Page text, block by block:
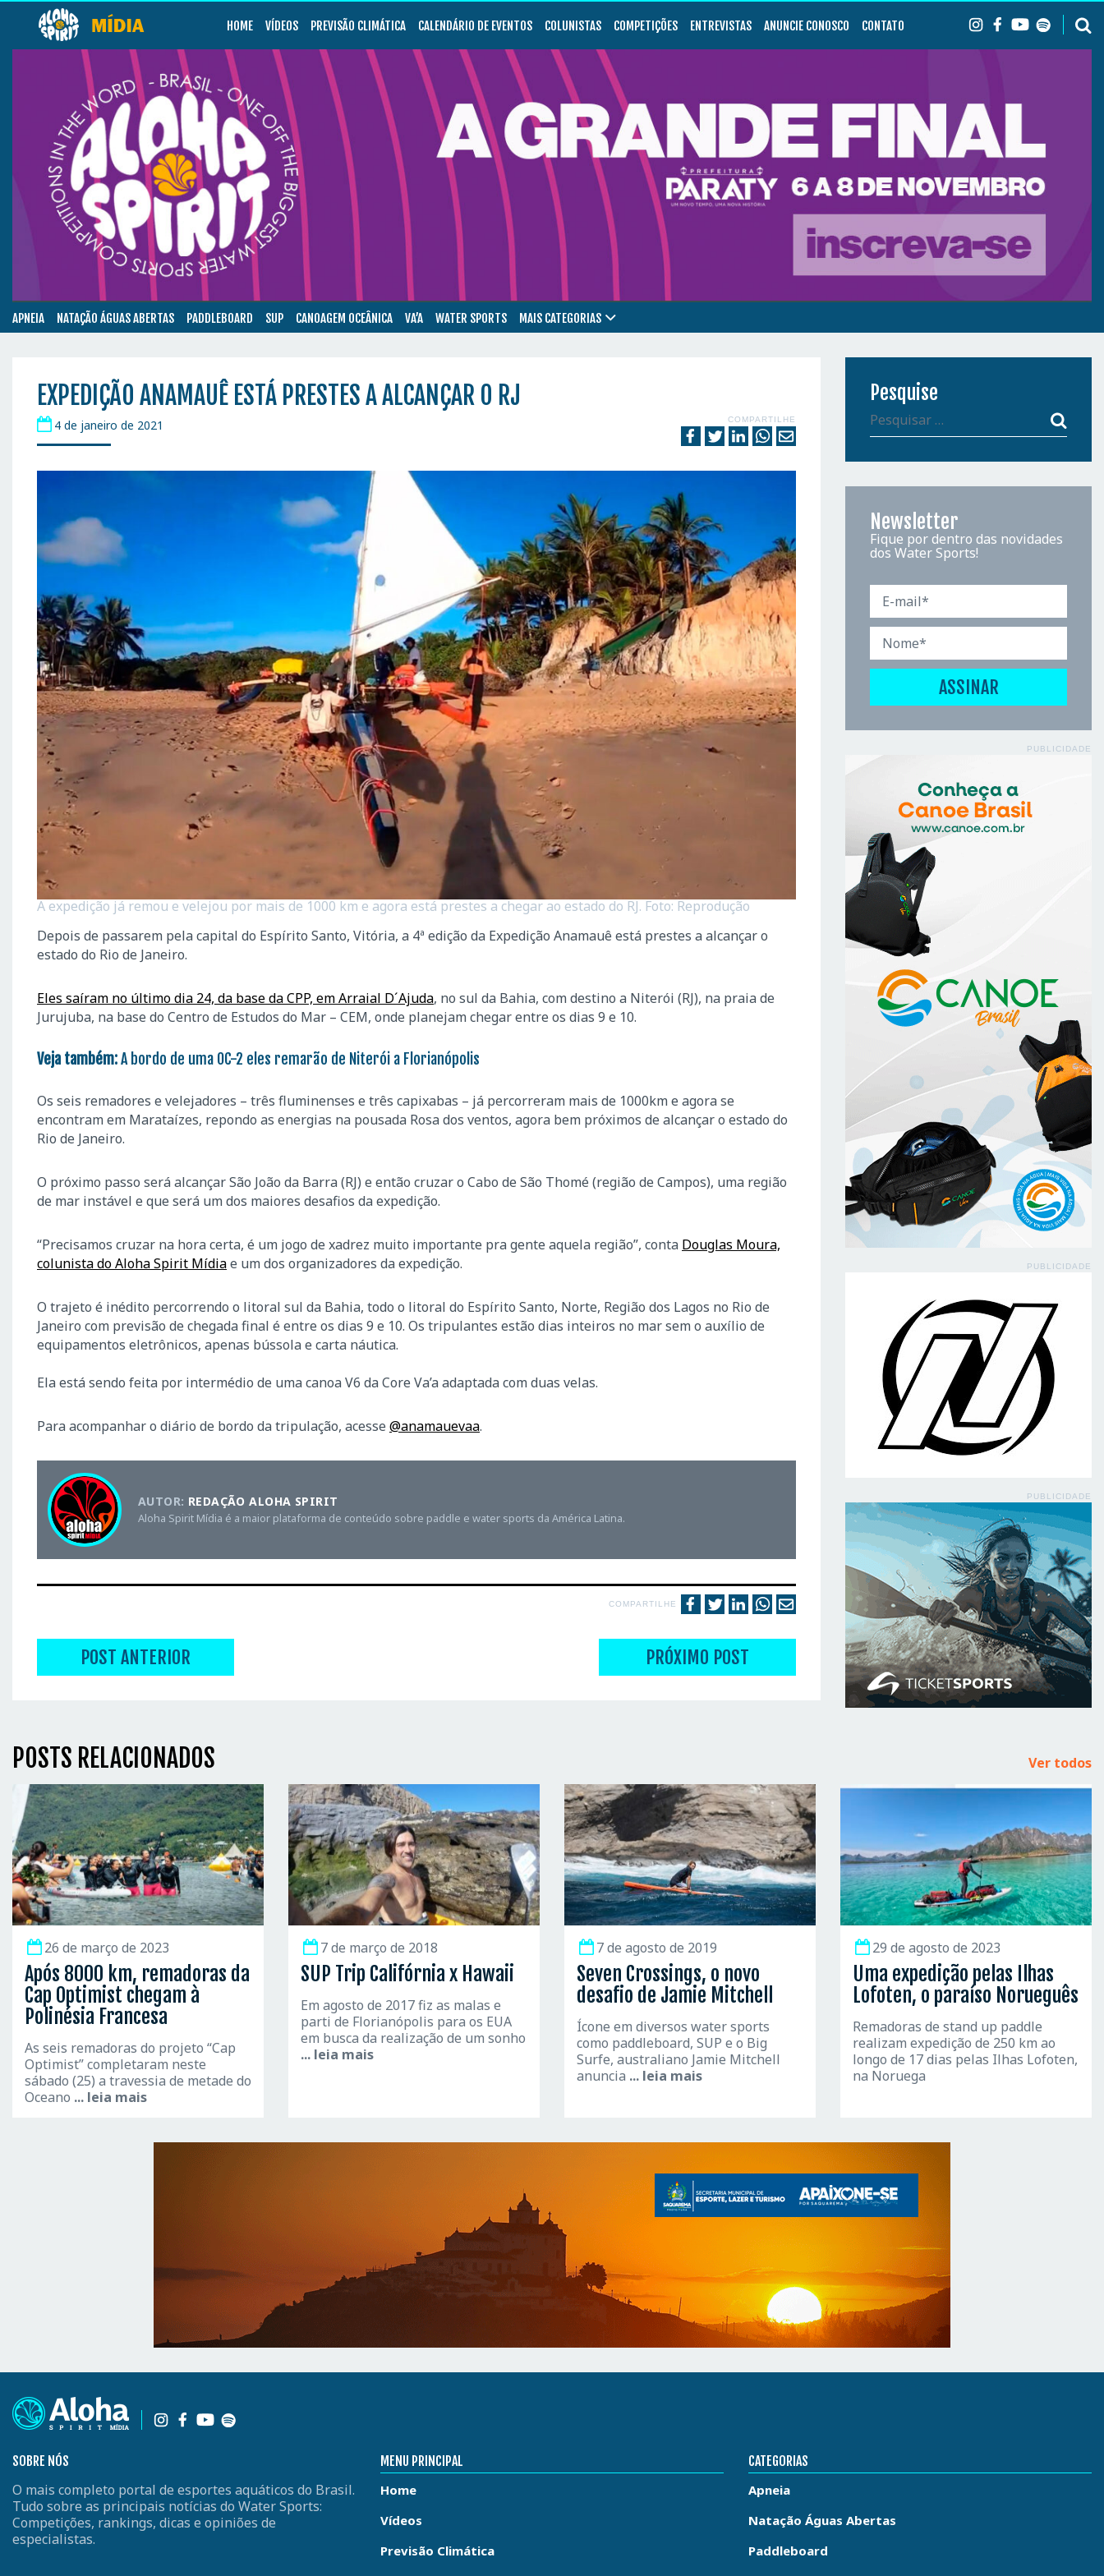
HOME VÍDEOS PREVISÃO CLIMÁTICA CALENDÁRIO DE EVENTOS COLUNISTAS COMPETIÇÕES ENTREVISTAS ANUNCIE CONOSCO CONTATO
APNEIA NATAÇÃO ÁGUAS ABERTAS PADDLEBOARD SUP CANOAGEM OCEÂNICA VA’A WATER SPORTS MAIS CATEGORIAS
EXPEDIÇÃO ANAMAUÊ ESTÁ PRESTES A ALCANÇAR O RJ
4 de janeiro de 2021 COMPARTILHE
A expedição já remou e velejou por mais de 1000 km e agora está prestes a chegar ao estado do RJ. Foto: Reprodução
Depois de passarem pela capital do Espírito Santo, Vitória, a 4ª edição da Expedição Anamauê está prestes a alcançar o
estado do Rio de Janeiro.
Eles saíram no último dia 24, da base da CPP, em Arraial D´Ajuda, no sul da Bahia, com destino a Niterói (RJ), na praia de
Jurujuba, na base do Centro de Estudos do Mar – CEM, onde planejam chegar entre os dias 9 e 10.
Veja também:A bordo de uma OC-2 eles remarão de Niterói a Florianópolis
Os seis remadores e velejadores – três fluminenses e três capixabas – já percorreram mais de 1000km e agora se
encontram em Marataízes, repondo as energias na pousada Rosa dos ventos, agora bem próximos de alcançar o estado do
Rio de Janeiro.
O próximo passo será alcançar São João da Barra (RJ) e então cruzar o Cabo de São Thomé (região de Campos), uma região
de mar instável e que será um dos maiores desafios da expedição.
“Precisamos cruzar na hora certa, é um jogo de xadrez muito importante pra gente aquela região”, conta Douglas Moura,
colunista do Aloha Spirit Mídiae um dos organizadores da expedição.
O trajeto é inédito percorrendo o litoral sul da Bahia, todo o litoral do Espírito Santo, Norte, Região dos Lagos no Rio de
Janeiro com previsão de chegada final é entre os dias 9 e 10. Os tripulantes estão dias inteiros no mar sem o auxílio de
equipamentos eletrônicos, apenas bússola e carta náutica.
Ela está sendo feita por intermédio de uma canoa V6 da Core Va’a adaptada com duas velas.
Para acompanhar o diário de bordo da tripulação, acesse @anamauevaa.
AUTOR: REDAÇÃO ALOHA SPIRIT
Aloha Spirit Mídia é a maior plataforma de conteúdo sobre paddle e water sports da América Latina.
COMPARTILHE
POST ANTERIOR PRÓXIMO POST
Pesquise
Newsletter
Fique por dentro das novidades
dos Water Sports!
PUBLICIDADE
PUBLICIDADE
PUBLICIDADE
POSTS RELACIONADOS Ver todos
26 de março de 2023
Após 8000 km, remadoras da
Cap Optimist chegam à
Polinésia Francesa
As seis remadoras do projeto “Cap
Optimist” completaram neste
sábado (25) a travessia de metade do
Oceano ... leia mais
7 de março de 2018
SUP Trip Califórnia x Hawaii
Em agosto de 2017 fiz as malas e
parti de Florianópolis para os EUA
em busca da realização de um sonho
... leia mais
7 de agosto de 2019
Seven Crossings, o novo
desafio de Jamie Mitchell
Ícone em diversos water sports
como paddleboard, SUP e o Big
Surfe, australiano Jamie Mitchell
anuncia ... leia mais
29 de agosto de 2023
Uma expedição pelas Ilhas
Lofoten, o paraíso Norueguês
Remadoras de stand up paddle
realizam expedição de 250 km ao
longo de 17 dias pelas Ilhas Lofoten,
na Noruega
SOBRE NÓS
O mais completo portal de esportes aquáticos do Brasil.
Tudo sobre as principais notícias do Water Sports:
Competições, rankings, dicas e opiniões de
especialistas.
MENU PRINCIPAL
Home
Vídeos
Previsão Climática
CATEGORIAS
Apneia
Natação Águas Abertas
Paddleboard